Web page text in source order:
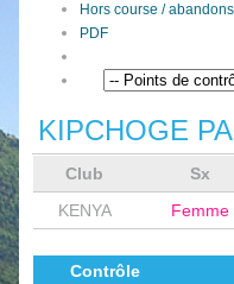
Hors course / abandons
PDF
KIPCHOGE
Club Sx
KENYA
Femme
Contrôle